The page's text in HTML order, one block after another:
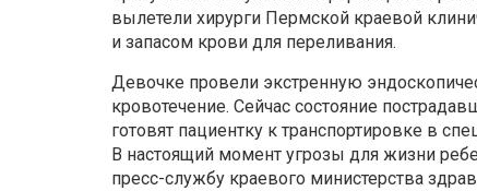
вылетели хирурги Пермской краевой
и запасом крови для переливания.
Девочке провели экстренную
кровотечение. Сейчас состояние
готовят пациентку к транспортировке в
В настоящий момент угрозы для жизни
пресс-службу краевого министерства